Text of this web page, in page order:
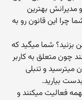
مدیرانش بهترین
چرا این قانون رو به
برای انجمن بزنید؟ شما میگید كه
چون متعلق به كاربر
و تنبلی
بیارید.
فعالیت میكنند و